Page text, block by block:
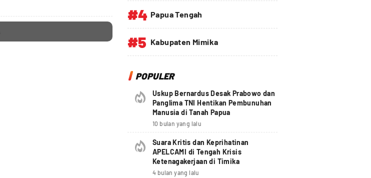
#4 Papua Tengah
#5 Kabupaten Mimika
POPULER
Uskup Bernardus Desak Prabowo dan
Panglima TNI Hentikan Pembunuhan
Manusia di Tanah Papua
10 bulan yang lalu
Suara Kritis dan Keprihatinan
APELCAMI di Tengah Krisis
Ketenagakerjaan di Timika
4 bulan yang lalu